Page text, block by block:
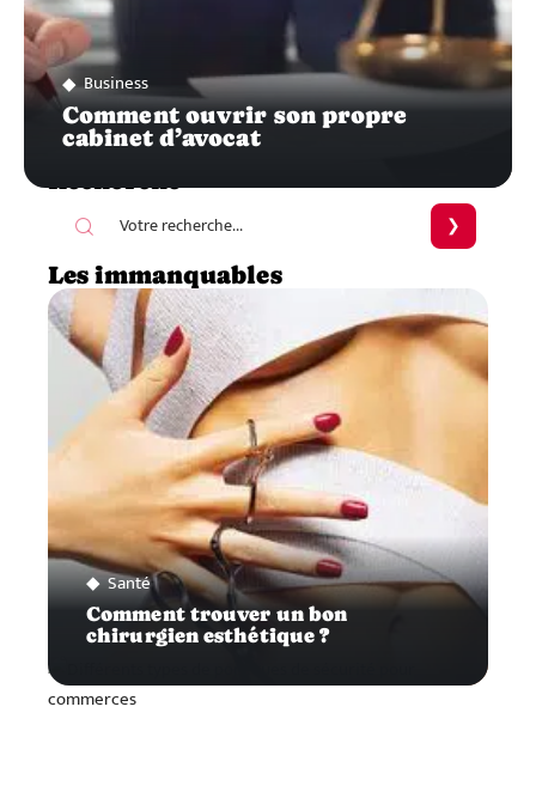
Business
Comment ouvrir son propre
cabinet d’avocat
Recherche
Les immanquables
Santé
Comment trouver un bon
chirurgien esthétique ?